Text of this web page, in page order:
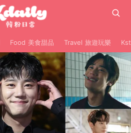
Food 美食甜品 Travel 旅遊玩樂